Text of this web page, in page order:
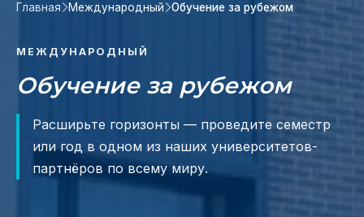
Главная Международный Обучение за рубежом
МЕЖДУНАРОДНЫЙ
Обучение за рубежом
Расширьте горизонты — проведите семестр
или год в одном из наших университетов-
партнёров по всему миру.